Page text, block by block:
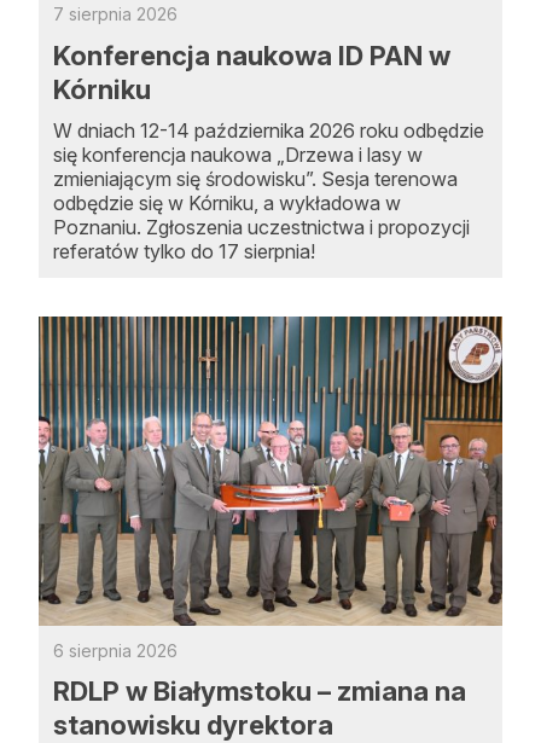
7 sierpnia 2026
Konferencja naukowa ID PAN w
Kórniku
W dniach 12-14 października 2026 roku odbędzie
się konferencja naukowa „Drzewa i lasy w
zmieniającym się środowisku”. Sesja terenowa
odbędzie się w Kórniku, a wykładowa w
Poznaniu. Zgłoszenia uczestnictwa i propozycji
referatów tylko do 17 sierpnia!
6 sierpnia 2026
RDLP w Białymstoku – zmiana na
stanowisku dyrektora